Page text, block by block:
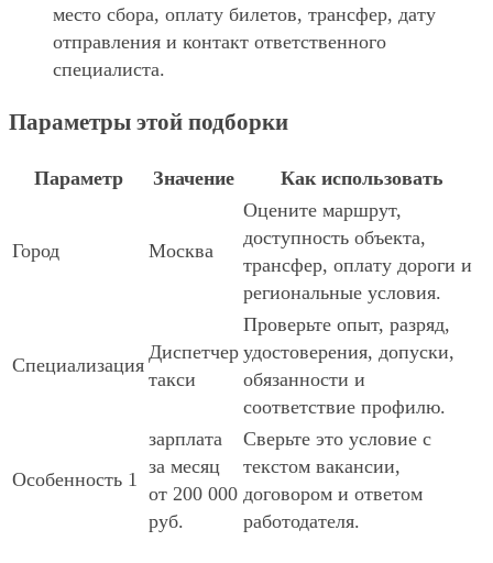
место сбора, оплату билетов, трансфер, дату
отправления и контакт ответственного
специалиста.
Параметры этой подборки
Параметр Значение Как использовать
Город Москва
Оцените маршрут,
доступность объекта,
трансфер, оплату дороги и
региональные условия.
Специализация
Диспетчер
такси
Проверьте опыт, разряд,
удостоверения, допуски,
обязанности и
соответствие профилю.
Особенность 1
зарплата
за месяц
от 200 000
руб.
Сверьте это условие с
текстом вакансии,
договором и ответом
работодателя.